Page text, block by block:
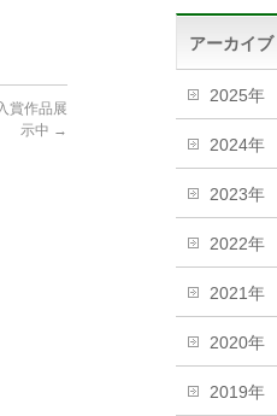
賞作品展
示中 →
アーカイブ
2025年
2024年
2023年
2022年
2021年
2020年
2019年